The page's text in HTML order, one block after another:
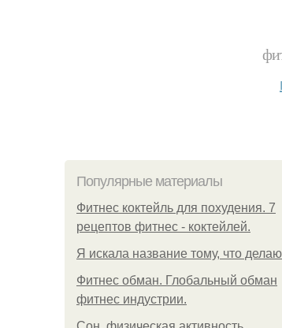
Популярные материалы
Фитнес коктейль для похудения. 7
рецептов фитнес - коктейлей.
Я искала название тому, что
Фитнес обман. Глобальный обман
фитнес индустрии.